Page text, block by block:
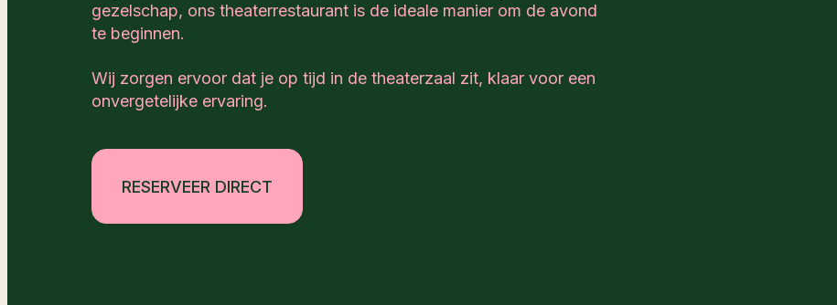
gezelschap, ons theaterrestaurant is de ideale manier om de avond
te beginnen.
Wij zorgen ervoor dat je op tijd in de theaterzaal zit, klaar voor een
onvergetelijke ervaring.
RESERVEER DIRECT